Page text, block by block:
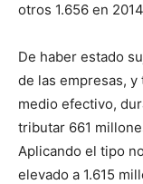
otros 1.656 en
De haber estado
de las empresas,
medio efectivo,
tributar 661
Aplicando el tipo
elevado a 1.615